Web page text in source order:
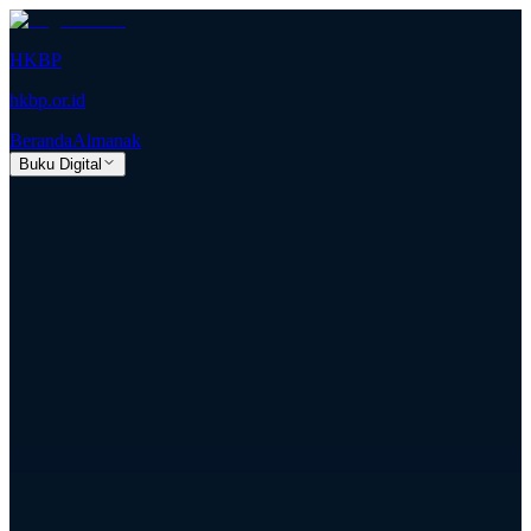
HKBP
hkbp.or.id
BerandaAlmanak
Buku Digital